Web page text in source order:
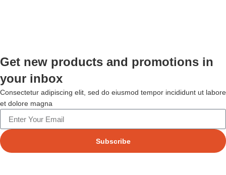
Get new products and promotions in
your inbox
Consectetur adipiscing elit, sed do eiusmod tempor incididunt ut labore
et dolore magna
Subscribe